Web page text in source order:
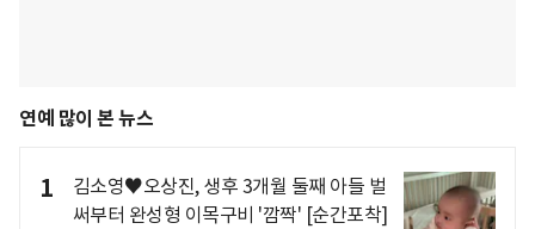
연예 많이 본 뉴스
1
김소영♥오상진, 생후 3개월 둘째 아들 벌
써부터 완성형 이목구비 '깜짝' [순간포착]